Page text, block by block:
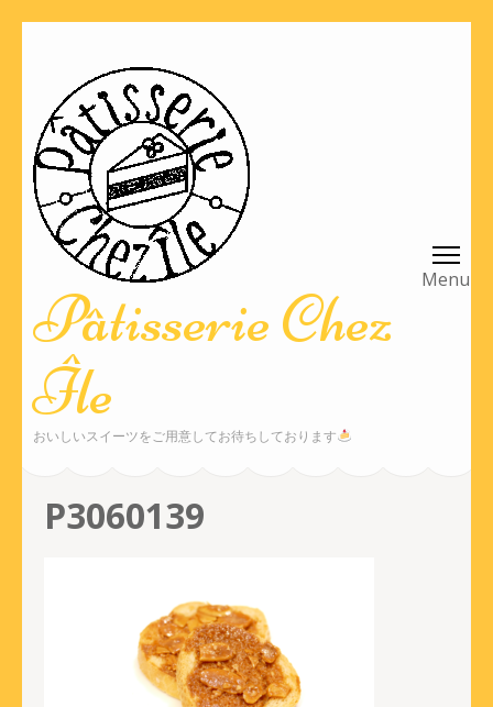
ツ
へ
(Enter
押
す)
Pâtisserie Chez
Île
おいしいスイーツをご用意してお待ちしております
P3060139